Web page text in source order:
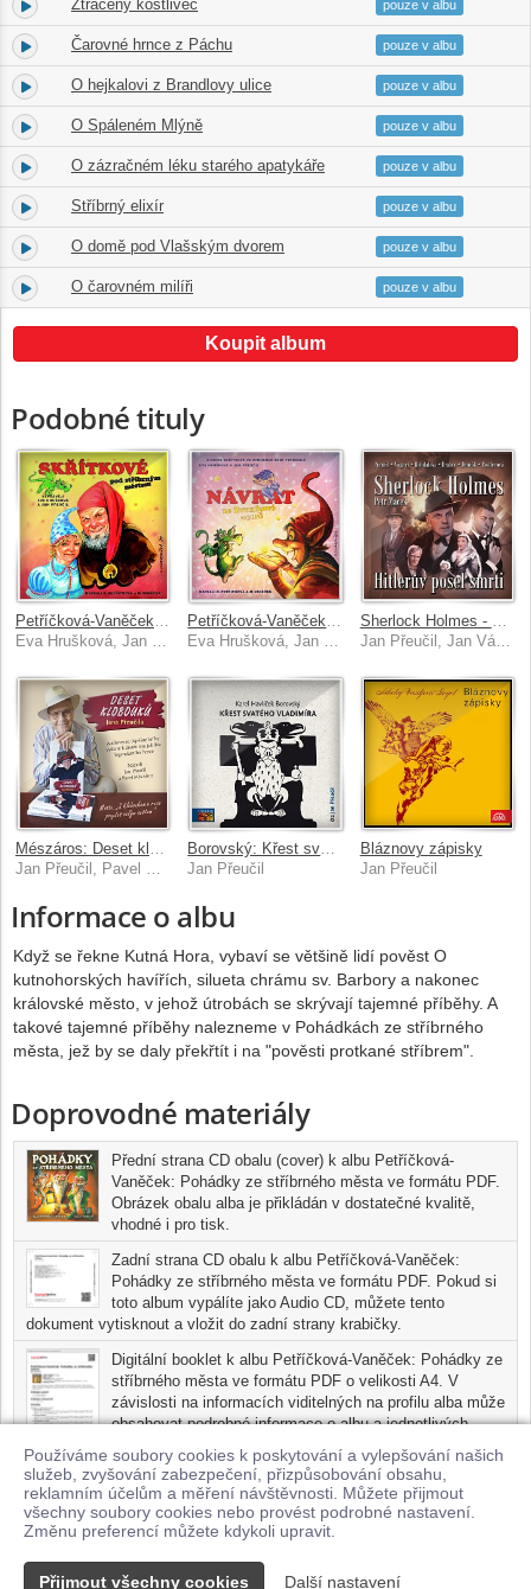
Používáme soubory cookies k poskytování a vylepšování našich
služeb, zvyšování zabezpečení, přizpůsobování obsahu,
reklamním účelům a měření návštěvnosti. Můžete přijmout
všechny soubory cookies nebo provést podrobné nastavení.
Změnu preferencí můžete kdykoli upravit.
Přijmout všechny cookies Další nastavení
2. Ztracený kostlivec 22:12
pouze v albu
3. Čarovné hrnce z Páchu 29:02
pouze v albu
4. O hejkalovi z Brandlovy ulice 22:17
pouze v albu
5. O Spáleném Mlýně 25:15
pouze v albu
6. O zázračném léku starého apatykáře 30:33
pouze v albu
7. Stříbrný elixír 45:40
pouze v albu
8. O domě pod Vlašským dvorem 23:32
pouze v albu
9. O čarovném milíři 26:41
pouze v albu
Koupit album
Podobné tituly
Jan Přeučil, Jan Vágner, Jiřina Bohdalová, Vladimír Brabec, Jiří Dvořák, Jana Postlerová
Mészáros: Deset klobouků Jana Přeučila
Jan Přeučil, Pavel Mészáros
Borovský: Křest svatého Vladimíra
Jan Přeučil
Bláznovy zápisky
Jan Přeučil
Informace o albu
Když se řekne Kutná Hora, vybaví se většině lidí pověst O
kutnohorských havířích, silueta chrámu sv. Barbory a nakonec
královské město, v jehož útrobách se skrývají tajemné příběhy. A
takové tajemné příběhy nalezneme v Pohádkách ze stříbrného
města, jež by se daly překřtít i na "pověsti protkané stříbrem".
Doprovodné materiály
Přední strana CD obalu (cover) k albu Petříčková-
Vaněček: Pohádky ze stříbrného města ve formátu PDF.
Obrázek obalu alba je přikládán v dostatečné kvalitě,
vhodné i pro tisk.
Zadní strana CD obalu k albu Petříčková-Vaněček:
Pohádky ze stříbrného města ve formátu PDF. Pokud si
toto album vypálíte jako Audio CD, můžete tento
dokument vytisknout a vložit do zadní strany krabičky.
Digitální booklet k albu Petříčková-Vaněček: Pohádky ze
stříbrného města ve formátu PDF o velikosti A4. V
závislosti na informacích viditelných na profilu alba může
obsahovat podrobné informace o albu a jednotlivých
skladbách, včetně seznamu participujících umělců,
přesného data a místa nahrání pro každou ze skladeb. Digitální
booklet je tisknutelnou variantou profilu alba.
Pro možnost stažení doprovodných materiálů je nutné mít zakoupenu
minimálně jednu skladbu z tohoto alba.